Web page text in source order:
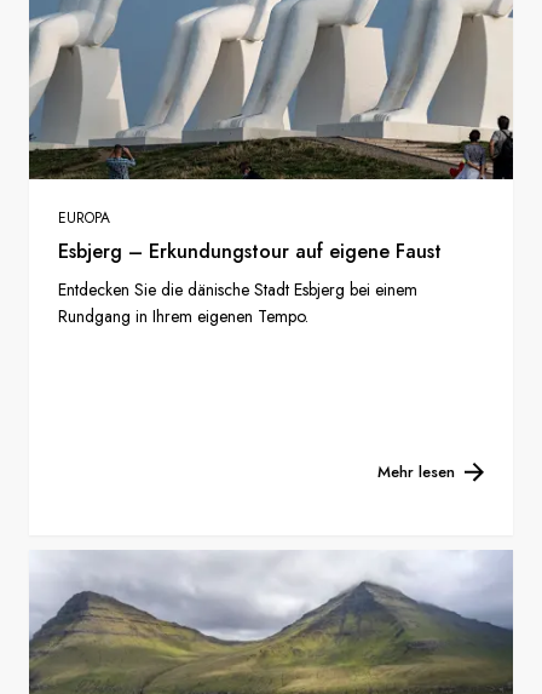
EUROPA
Esbjerg – Erkundungstour auf eigene Faust
Entdecken Sie die dänische Stadt Esbjerg bei einem
Rundgang in Ihrem eigenen Tempo.
Mehr lesen